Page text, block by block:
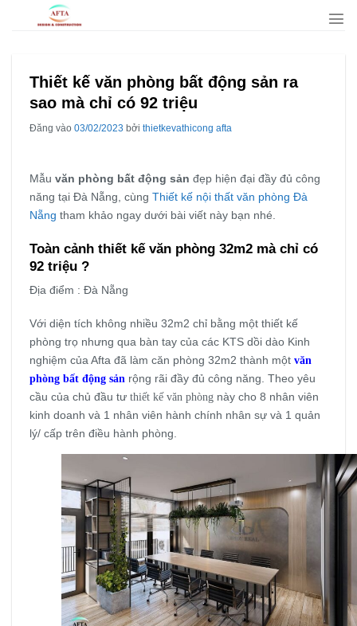
Thiết kế văn phòng bất động sản ra
sao mà chỉ có 92 triệu
Đăng vào 03/02/2023 bởi thietkevathicong afta
Mẫu văn phòng bất động sản đẹp hiện đại đầy đủ công
năng tại Đà Nẵng, cùng Thiết kế nội thất văn phòng Đà
Nẵng tham khảo ngay dưới bài viết này bạn nhé.
Toàn cảnh thiết kế văn phòng 32m2 mà chỉ có
92 triệu ?
Địa điểm : Đà Nẵng
Với diện tích không nhiều 32m2 chỉ bằng một thiết kế
phòng trọ nhưng qua bàn tay của các KTS dồi dào Kinh
nghiệm của Afta đã làm căn phòng 32m2 thành mộtvăn
phòng bất động sản rộng rãi đầy đủ công năng. Theo yêu
cầu của chủ đầu tưthiết kế văn phòngnày cho 8 nhân viên
kinh doanh và 1 nhân viên hành chính nhân sự và 1 quản
lý/ cấp trên điều hành phòng.